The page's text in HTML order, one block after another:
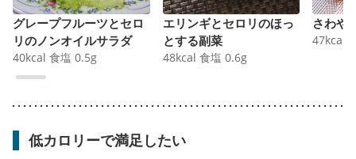
グレープフルーツとセロ
リのノンオイルサラダ
40kcal 食塩 0.5g
エリンギとセロリのほっ
とする副菜
48kcal 食塩 0.6g
さわや
47kcal
低カロリーで満足したい